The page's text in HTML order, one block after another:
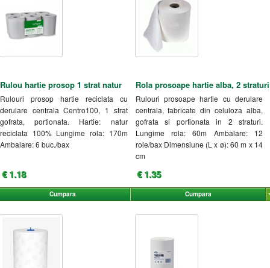
Rulou hartie prosop 1 strat natur
Rulouri prosop hartie reciclata cu
derulare centrala Centro100, 1 strat
gofrata, portionata. Hartie: natur
reciclata 100% Lungime rola: 170m
Ambalare: 6 buc./bax
€ 1.18
Cumpara
Rola prosoape hartie alba, 2 straturi
Rulouri prosoape hartie cu derulare
centrala, fabricate din celuloza alba,
gofrata si portionata in 2 straturi.
Lungime rola: 60m Ambalare: 12
role/bax Dimensiune (L x ø): 60 m x 14
cm
€ 1.35
Cumpara